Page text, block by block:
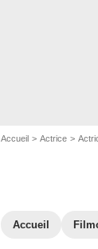
Accueil Actrice
Accueil